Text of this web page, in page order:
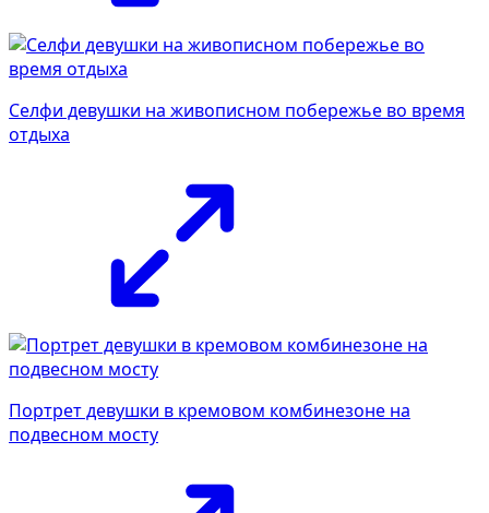
Селфи девушки на живописном побережье во время
отдыха
Портрет девушки в кремовом комбинезоне на
подвесном мосту